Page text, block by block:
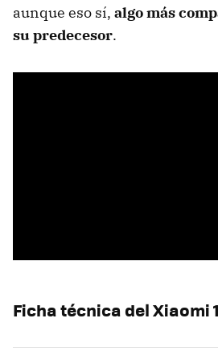
aunque eso sí, algo más
su predecesor.
Ficha técnica del Xiaomi